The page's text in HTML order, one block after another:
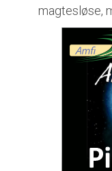
magtesløse,